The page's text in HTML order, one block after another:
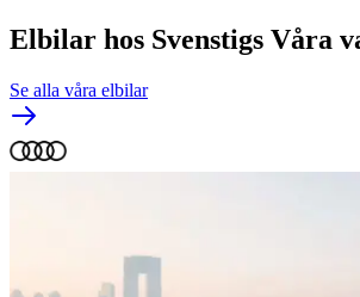
Elbilar hos Svenstigs Våra
Se alla våra elbilar